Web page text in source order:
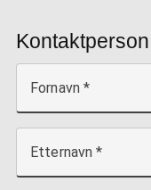
Fornavn
Etternavn